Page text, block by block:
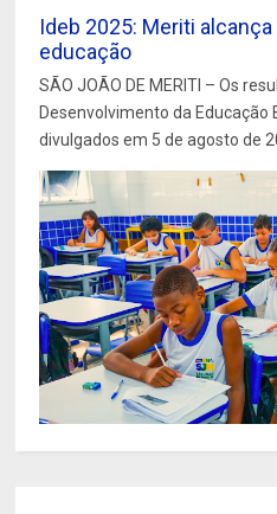
Ideb 2025: Meriti
educação
SÃO JOÃO DE MERITI – Os
Desenvolvimento da Educação
divulgados em 5 de agosto de